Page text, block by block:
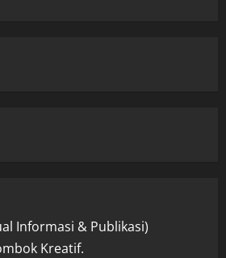
Informasi & Publikasi)
Kreatif.